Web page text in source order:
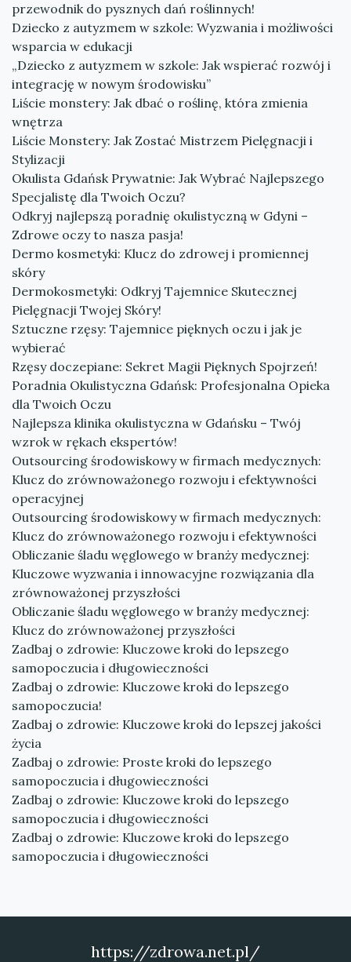
przewodnik do pysznych dań roślinnych!
Dziecko z autyzmem w szkole: Wyzwania i możliwości
wsparcia w edukacji
„Dziecko z autyzmem w szkole: Jak wspierać rozwój i
integrację w nowym środowisku”
Liście monstery: Jak dbać o roślinę, która zmienia
wnętrza
Liście Monstery: Jak Zostać Mistrzem Pielęgnacji i
Stylizacji
Okulista Gdańsk Prywatnie: Jak Wybrać Najlepszego
Specjalistę dla Twoich Oczu?
Odkryj najlepszą poradnię okulistyczną w Gdyni –
Zdrowe oczy to nasza pasja!
Dermo kosmetyki: Klucz do zdrowej i promiennej
skóry
Dermokosmetyki: Odkryj Tajemnice Skutecznej
Pielęgnacji Twojej Skóry!
Sztuczne rzęsy: Tajemnice pięknych oczu i jak je
wybierać
Rzęsy doczepiane: Sekret Magii Pięknych Spojrzeń!
Poradnia Okulistyczna Gdańsk: Profesjonalna Opieka
dla Twoich Oczu
Najlepsza klinika okulistyczna w Gdańsku – Twój
wzrok w rękach ekspertów!
Outsourcing środowiskowy w firmach medycznych:
Klucz do zrównoważonego rozwoju i efektywności
operacyjnej
Outsourcing środowiskowy w firmach medycznych:
Klucz do zrównoważonego rozwoju i efektywności
Obliczanie śladu węglowego w branży medycznej:
Kluczowe wyzwania i innowacyjne rozwiązania dla
zrównoważonej przyszłości
Obliczanie śladu węglowego w branży medycznej:
Klucz do zrównoważonej przyszłości
Zadbaj o zdrowie: Kluczowe kroki do lepszego
samopoczucia i długowieczności
Zadbaj o zdrowie: Kluczowe kroki do lepszego
samopoczucia!
Zadbaj o zdrowie: Kluczowe kroki do lepszej jakości
życia
Zadbaj o zdrowie: Proste kroki do lepszego
samopoczucia i długowieczności
Zadbaj o zdrowie: Kluczowe kroki do lepszego
samopoczucia i długowieczności
Zadbaj o zdrowie: Kluczowe kroki do lepszego
samopoczucia i długowieczności
https://zdrowa.net.pl/